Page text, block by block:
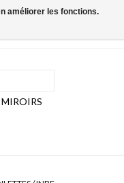
MIROIRS
améliorer les fonctions.